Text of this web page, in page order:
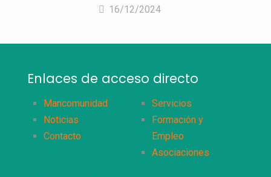
16/12/2024
Enlaces de acceso directo
Mancomunidad
Noticias
Contacto
Servicios
Formación y
Empleo
Asociaciones